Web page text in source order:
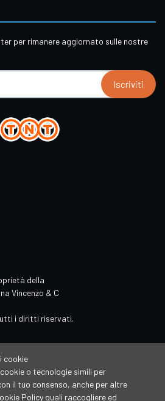
per rimanere aggiornato sulle nostre
Iscriviti
della
Vincenzo & C
i diritti riservati.
cookie
o tecnologie simili per
il tuo consenso, anche per altre
Policy quali raccogliere ed